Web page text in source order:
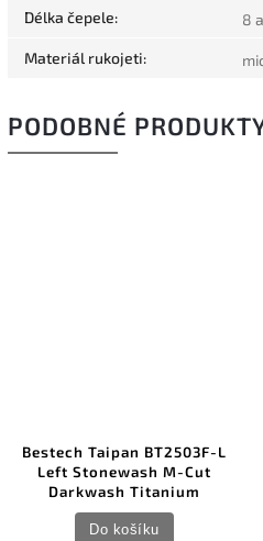
Délka čepele: 8
Materiál rukojeti:
PODOBNÉ
Bestech Taipan BT2503F-L
Left Stonewash M-Cut
Darkwash Titanium
Do košíku